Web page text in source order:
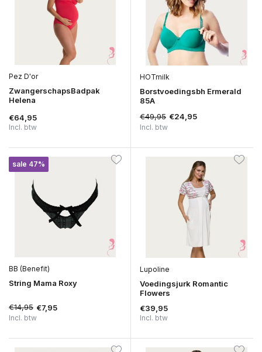
Pez D'or
ZwangerschapsBadpak
Helena
€64,95
Incl. btw
HOTmilk
Borstvoedingsbh Ermerald
85A
€49,95 €24,95
Incl. btw
sale 47%
BB (Benefit)
String Mama Roxy
€14,95 €7,95
Incl. btw
Lupoline
Voedingsjurk Romantic
Flowers
€39,95
Incl. btw